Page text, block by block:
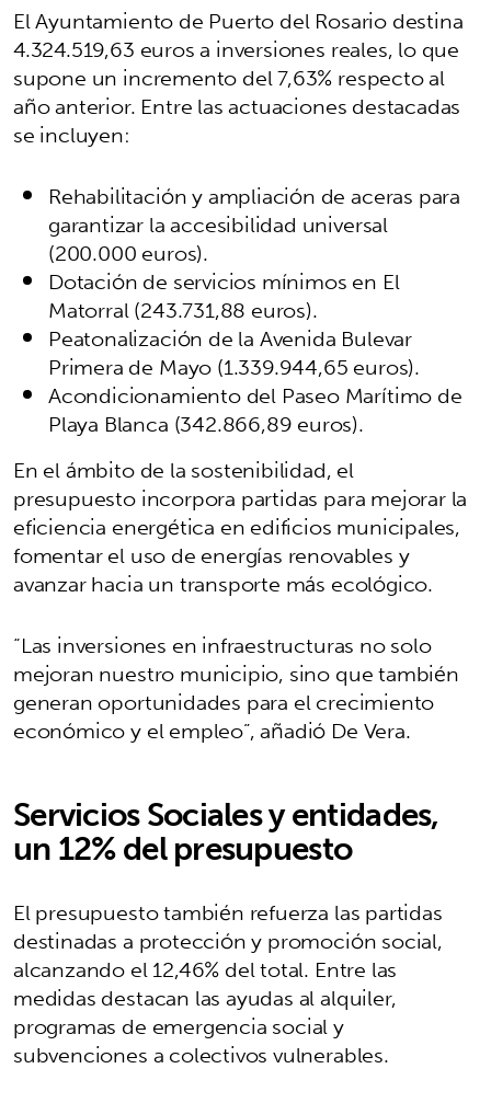
El Ayuntamiento de Puerto del Rosario destina
4.324.519,63 euros a inversiones reales, lo que
supone un incremento del 7,63% respecto al
año anterior. Entre las actuaciones destacadas
se incluyen:
Rehabilitación y ampliación de aceras para
garantizar la accesibilidad universal
(200.000 euros).
Dotación de servicios mínimos en El
Matorral (243.731,88 euros).
Peatonalización de la Avenida Bulevar
Primera de Mayo (1.339.944,65 euros).
Acondicionamiento del Paseo Marítimo de
Playa Blanca (342.866,89 euros).
En el ámbito de la sostenibilidad, el
presupuesto incorpora partidas para mejorar la
eficiencia energética en edificios municipales,
fomentar el uso de energías renovables y
avanzar hacia un transporte más ecológico.
“Las inversiones en infraestructuras no solo
mejoran nuestro municipio, sino que también
generan oportunidades para el crecimiento
económico y el empleo”, añadió De Vera.
Servicios Sociales y entidades,
un 12% del presupuesto
El presupuesto también refuerza las partidas
destinadas a protección y promoción social,
alcanzando el 12,46% del total. Entre las
medidas destacan las ayudas al alquiler,
programas de emergencia social y
subvenciones a colectivos vulnerables.